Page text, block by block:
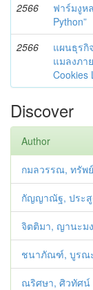
2566
ฟาร์มงูห
Python”
2566
แผนธุรกิ
แมลงภา
Cookies
Discover
Author
กมลวรรณ, ทรัพ
กัญญาณัฐ, ประ
จิตติมา, ญานะม
ชนาภัณฑ์, บูรณ
ณริศษา, ศิวทัศน์